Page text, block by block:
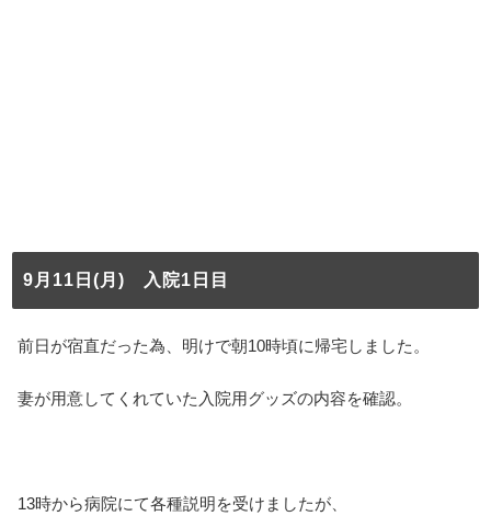
9月11日(月) 入院1日目
前日が宿直だった為、明けで朝10時頃に帰宅しました。
妻が用意してくれていた入院用グッズの内容を確認。
13時から病院にて各種説明を受けましたが、